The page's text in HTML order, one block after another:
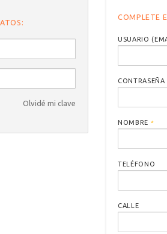
Olvidé mi clave
COMPLETE
USUARIO
CONTRASEÑA
NOMBRE *
TELÉFONO
CALLE